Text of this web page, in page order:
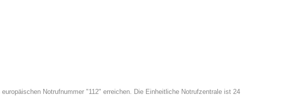
Bergrettungsstellen Vorstand
ITAT 3023 - START ITAT 4112 - RESYST
Notrufnummer "112" erreichen. Die Einheitliche Notrufzentrale ist 24